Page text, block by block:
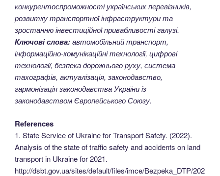
конкурентоспроможності українських перевізників,
розвитку транспортної інфраструктури та
зростанню інвестиційної привабливості галузі.
Ключові слова:автомобільний транспорт,
інформаційно-комунікаційні технології, цифрові
технології, безпека дорожнього руху, система
тахографів, актуалізація, законодавство,
гармонізація законодавства України із
законодавством Європейського Союзу.
References
1. State Service of Ukraine for Transport Safety. (2022).
Analysis of the state of traffic safety and accidents on land
transport in Ukraine for 2021.
http://dsbt.gov.ua/sites/default/files/imce/Bezpeka_DTP/202